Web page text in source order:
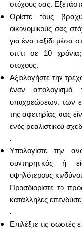
στόχους σας.
Ορίστε τους
οικονομικούς σας
για ένα ταξίδι μέσα
σπίτι σε 10
στόχους.
Αξιολογήστε την
έναν απολογισμό
υποχρεώσεων, των
της αφετηρίας σας
ενός ρεαλιστικού
.
Υπολογίστε την
συντηρητικός ή
υψηλότερους
Προσδιορίστε το
κατάλληλες
.
Επιλέξτε τις σωστές